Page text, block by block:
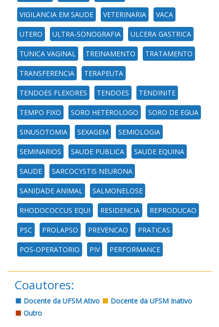
VIGILANCIA EM SAUDE VETERINARIA VACA
UTERO ULTRA-SONOGRAFIA ULCERA GASTRICA
TUNICA VAGINAL TREINAMENTO TRATAMENTO
TRANSFERENCIA TERAPEUTA
TENDOES FLEXORES TENDOES TENDINITE
TEMPO FIXO SORO HETEROLOGO SORO DE EGUA
SINUSOTOMIA SEXAGEM SEMIOLOGIA
SEMINARIOS SAUDE PUBLICA SAUDE EQUINA
SAUDE SARCOCYSTIS NEURONA
SANIDADE ANIMAL SALMONELOSE
RHODOCOCCUS EQUI RESIDENCIA REPRODUCAO
PSC PROLAPSO PREVENCAO PRATICAS
POS-OPERATORIO PIV PERFORMANCE
Coautores:
Docente da UFSM Ativo
Docente da UFSM Inativo
Outro